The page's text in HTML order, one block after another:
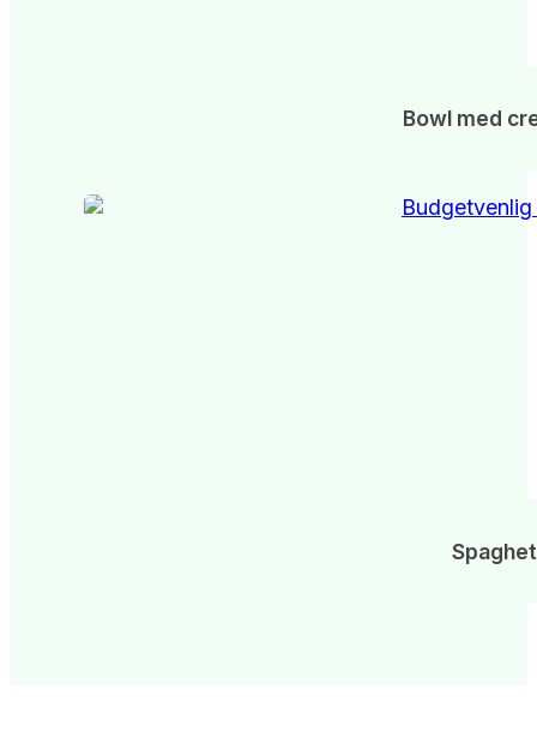
Bowl med